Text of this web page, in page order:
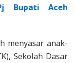
Bupati Aceh
menyasar anak-
Sekolah Dasar